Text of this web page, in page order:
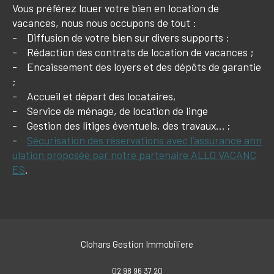
Vous préférez louer votre bien en location de
vacances, nous nous occupons de tout :
- Diffusion de votre bien sur divers supports ;
- Rédaction des contrats de location de vacances ;
- Encaissement des loyers et des dépôts de garantie
;
- Accueil et départ des locataires,
- Service de ménage, de location de linge
- Gestion des litiges éventuels, des travaux… ;
- Sécurisation des réservations avec l’assurance ann
ulation proposée par notre partenaire ALLO VACANC
ES.
Clohars Gestion Immobiliere
02 98 96 37 20